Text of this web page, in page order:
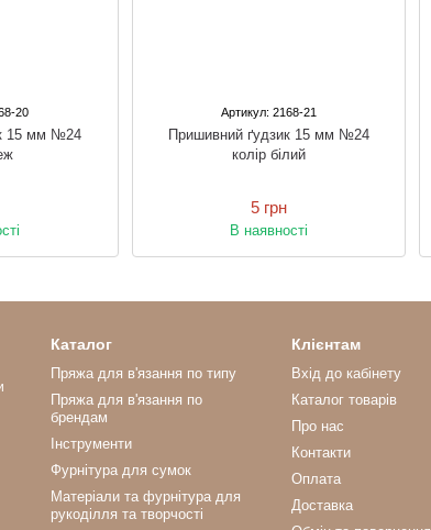
20
15 мм №24
Артикул: 2168-21
Пришивний ґудзик 15 мм №24
колір білий
5 грн
В наявності
Каталог
Пряжа для в'язання по типу
Пряжа для в'язання по
брендам
Інструменти
Фурнітура для сумок
Матеріали та фурнітура для
рукоділля та творчості
Клієнтам
Вхід до кабінету
Каталог товарів
Про нас
Контакти
Оплата
Доставка